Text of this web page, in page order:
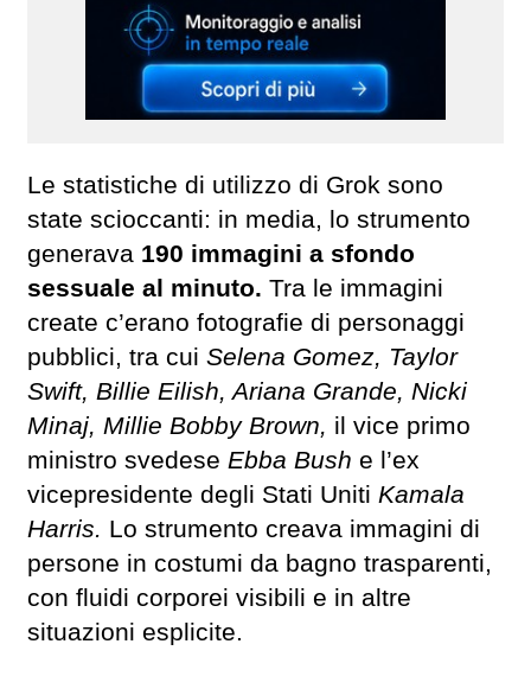
Le statistiche di utilizzo di Grok sono
state scioccanti: in media, lo strumento
generava 190 immagini a sfondo
sessuale al minuto. Tra le immagini
create c’erano fotografie di personaggi
pubblici, tra cui Selena Gomez, Taylor
Swift, Billie Eilish, Ariana Grande, Nicki
Minaj, Millie Bobby Brown, il vice primo
ministro svedese Ebba Bush e l’ex
vicepresidente degli Stati Uniti Kamala
Harris. Lo strumento creava immagini di
persone in costumi da bagno trasparenti,
con fluidi corporei visibili e in altre
situazioni esplicite.